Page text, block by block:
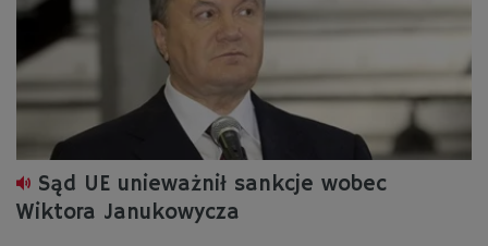
Sąd UE unieważnił sankcje wobec
Wiktora Janukowycza